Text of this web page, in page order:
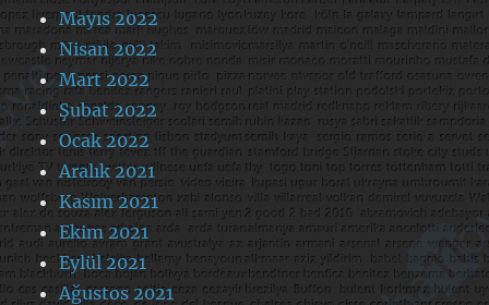
Mayıs 2022
Nisan 2022
Mart 2022
Şubat 2022
Ocak 2022
Aralık 2021
Kasım 2021
Ekim 2021
Eylül 2021
Ağustos 2021